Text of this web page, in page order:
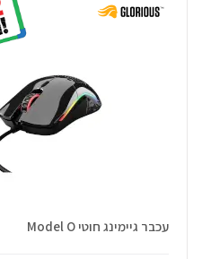
עכבר גיימינג חוטי Model O